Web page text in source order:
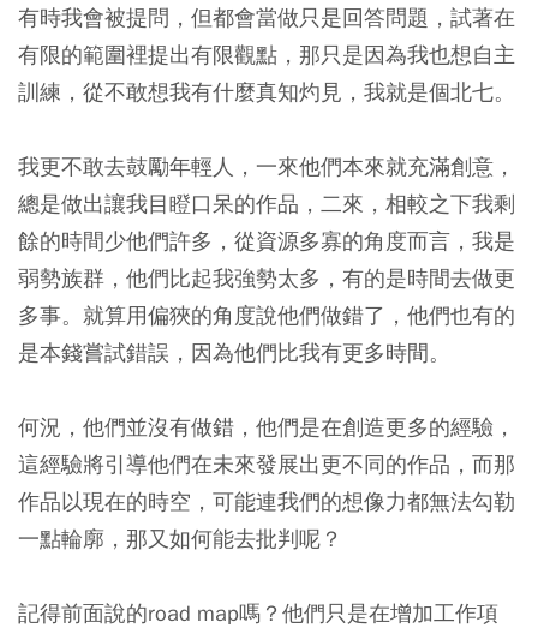
有時我會被提問，但都會當做只是回答問題，試著在
有限的範圍裡提出有限觀點，那只是因為我也想自主
訓練，從不敢想我有什麼真知灼見，我就是個北七。
我更不敢去鼓勵年輕人，一來他們本來就充滿創意，
總是做出讓我目瞪口呆的作品，二來，相較之下我剩
餘的時間少他們許多，從資源多寡的角度而言，我是
弱勢族群，他們比起我強勢太多，有的是時間去做更
多事。就算用偏狹的角度說他們做錯了，他們也有的
是本錢嘗試錯誤，因為他們比我有更多時間。
何況，他們並沒有做錯，他們是在創造更多的經驗，
這經驗將引導他們在未來發展出更不同的作品，而那
作品以現在的時空，可能連我們的想像力都無法勾勒
一點輪廓，那又如何能去批判呢？
記得前面說的road map嗎？他們只是在增加工作項